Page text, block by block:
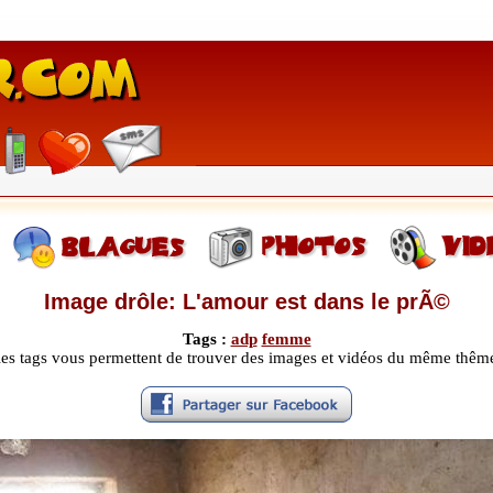
Image drôle: L'amour est dans le prÃ©
Tags : adp femme
tags vous permettent de trouver des images et vidéos du même